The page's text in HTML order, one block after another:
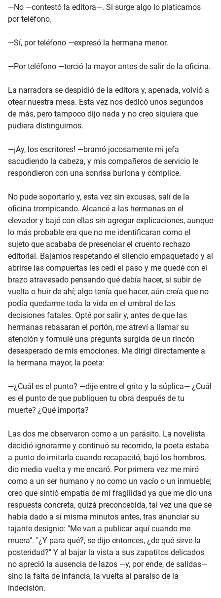
—No —contestó la editora—. Si surge algo lo platicamos
por teléfono.
—Sí, por teléfono —expresó la hermana menor.
—Por teléfono —terció la mayor antes de salir de la oficina.
La narradora se despidió de la editora y, apenada, volvió a
otear nuestra mesa. Esta vez nos dedicó unos segundos
de más, pero tampoco dijo nada y no creo siquiera que
pudiera distinguirnos.
—¡Ay, los escritores! —bramó jocosamente mi jefa
sacudiendo la cabeza, y mis compañeros de servicio le
respondieron con una sonrisa burlona y cómplice.
No pude soportarlo y, esta vez sin excusas, salí de la
oficina trompicando. Alcancé a las hermanas en el
elevador y bajé con ellas sin agregar explicaciones, aunque
lo más probable era que no me identificaran como el
sujeto que acababa de presenciar el cruento rechazo
editorial. Bajamos respetando el silencio empaquetado y al
abrirse las compuertas les cedí el paso y me quedé con el
brazo atravesado pensando qué debía hacer, si subir de
vuelta o huir de ahí; algo tenía que hacer, aún creía que no
podía quedarme toda la vida en el umbral de las
decisiones fatales. Opté por salir y, antes de que las
hermanas rebasaran el portón, me atreví a llamar su
atención y formulé una pregunta surgida de un rincón
desesperado de mis emociones. Me dirigí directamente a
la hermana mayor, la poeta:
—¿Cuál es el punto? —dije entre el grito y la súplica— ¿Cuál
es el punto de que publiquen tu obra después de tu
muerte? ¿Qué importa?
Las dos me observaron como a un parásito. La novelista
decidió ignorarme y continuó su recorrido, la poeta estaba
a punto de imitarla cuando recapacitó, bajó los hombros,
dio media vuelta y me encaró. Por primera vez me miró
como a un ser humano y no como un vacío o un inmueble;
creo que sintió empatía de mi fragilidad ya que me dio una
respuesta concreta, quizá preconcebida, tal vez una que se
había dado a sí misma minutos antes, tras anunciar su
tajante designio: "Me van a publicar aquí cuando me
muera". "¿Y para qué?, se dijo entonces, ¿de qué sirve la
posteridad?" Y al bajar la vista a sus zapatitos delicados
no apreció la ausencia de lazos —y, por ende, de salidas—
sino la falta de infancia, la vuelta al paraíso de la
indecisión.